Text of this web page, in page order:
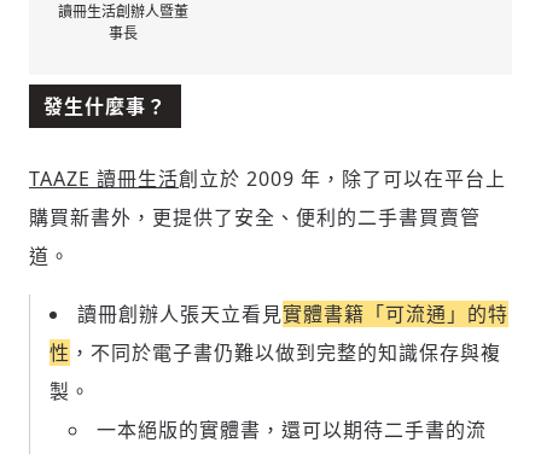
讀冊生活創辦人暨董
事長
發生什麼事？
TAAZE 讀冊生活創立於 2009 年，除了可以在平台上
購買新書外， 更提供了安全、便利的二手書買賣管
道。
讀冊創辦人張天立看見實體書籍「可流通」的特
性 ，不同於電子書仍難以做到完整的知識保存與複
製。
一本絕版的實體書，還可以期待二手書的流